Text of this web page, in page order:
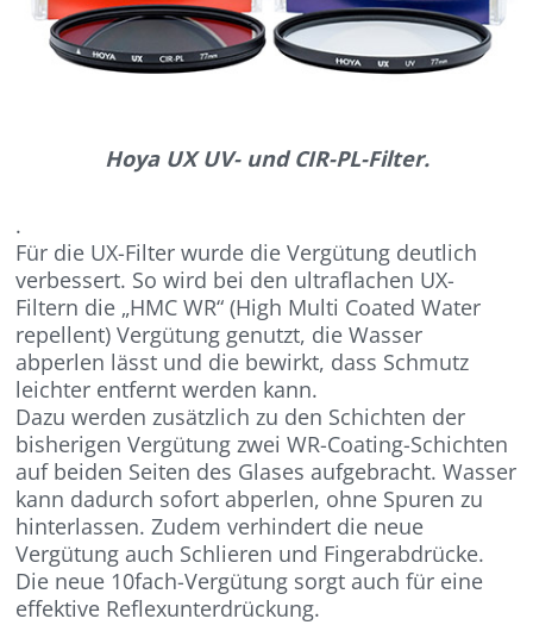
Hoya UX UV- und CIR-PL-Filter.
.
Für die UX-Filter wurde die Vergütung deutlich
verbessert. So wird bei den ultraflachen UX-
Filtern die „HMC WR“ (High Multi Coated Water
repellent) Vergütung genutzt, die Wasser
abperlen lässt und die bewirkt, dass Schmutz
leichter entfernt werden kann.
Dazu werden zusätzlich zu den Schichten der
bisherigen Vergütung zwei WR-Coating-Schichten
auf beiden Seiten des Glases aufgebracht. Wasser
kann dadurch sofort abperlen, ohne Spuren zu
hinterlassen. Zudem verhindert die neue
Vergütung auch Schlieren und Fingerabdrücke.
Die neue 10fach-Vergütung sorgt auch für eine
effektive Reflexunterdrückung.